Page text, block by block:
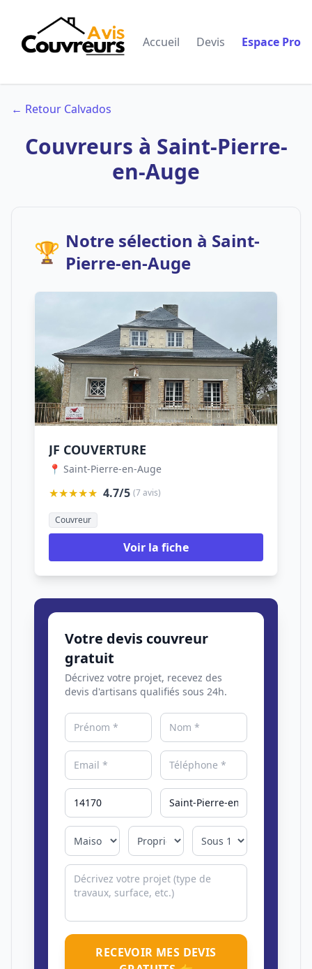
Accueil Devis Espace Pro
← Retour Calvados
Couvreurs à Saint-Pierre-
en-Auge
🏆 Notre sélection à Saint-
Pierre-en-Auge
JF COUVERTURE
📍 Saint-Pierre-en-Auge
★★★★★ 4.7/5 (7 avis)
Couvreur
Voir la fiche
Votre devis couvreur
gratuit
Décrivez votre projet, recevez des
devis d'artisans qualifiés sous 24h.
RECEVOIR MES DEVIS